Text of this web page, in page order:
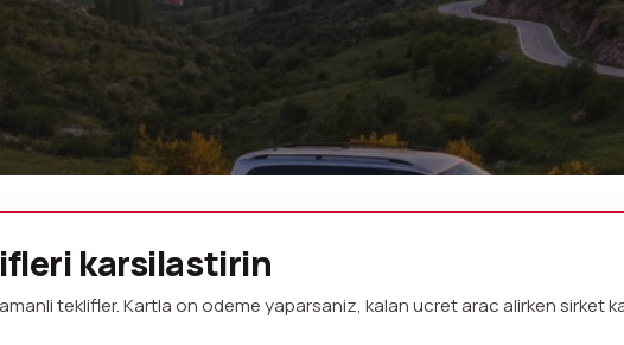
icin
karsilastirin
teklifler. Kartla on odeme yaparsaniz, kalan ucret arac alirken sirket